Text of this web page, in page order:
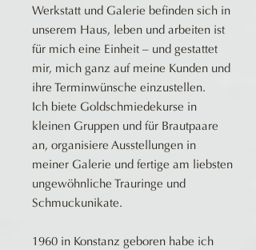
Werkstatt und Galerie befinden sich in
unserem Haus, leben und arbeiten ist
für mich eine Einheit – und gestattet
mir, mich ganz auf meine Kunden und
ihre Terminwünsche einzustellen.
Ich biete Goldschmiedekurse in
kleinen Gruppen und für Brautpaare
an, organisiere Ausstellungen in
meiner Galerie und fertige am liebsten
ungewöhnliche Trauringe und
Schmuckunikate.
1960 in Konstanz geboren habe ich